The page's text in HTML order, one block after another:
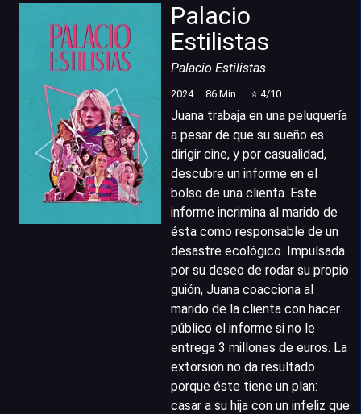
Palacio
Estilistas
Palacio Estilistas
2024 86 Min. ⭐ 4/10
Juana trabaja en una peluquería
a pesar de que su sueño es
dirigir cine, y por casualidad,
descubre un informe en el
bolso de una clienta. Este
informe incrimina al marido de
ésta como responsable de un
desastre ecológico. Impulsada
por su deseo de rodar su propio
guión, Juana coacciona al
marido de la clienta con hacer
público el informe si no le
entrega 3 millones de euros. La
extorsión no da resultado
porque éste tiene un plan:
casar a su hija con un infeliz que